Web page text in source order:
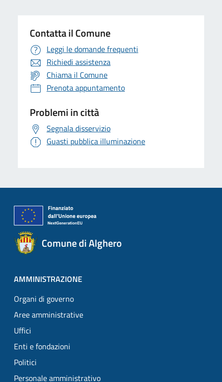
Contatta il Comune
Leggi le domande frequenti
Richiedi assistenza
Chiama il Comune
Prenota appuntamento
Problemi in città
Segnala disservizio
Guasti pubblica illuminazione
Comune di Alghero
AMMINISTRAZIONE
Organi di governo
Aree amministrative
Uffici
Enti e fondazioni
Politici
Personale amministrativo